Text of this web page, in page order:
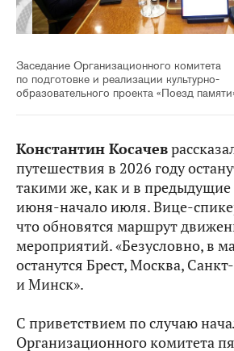
Заседание Организационного комитета
по подготовке и реализации культурно-
образовательного проекта «Поезд
Константин Косачев
путешествия в 2026 году
такими же, как и в предыдущие
июня-начало июля. Вице-
что обновятся маршрут
мероприятий. «Безусловно, в
останутся Брест, Москва,
и Минск».
С приветствием по случаю
Организационного комитета